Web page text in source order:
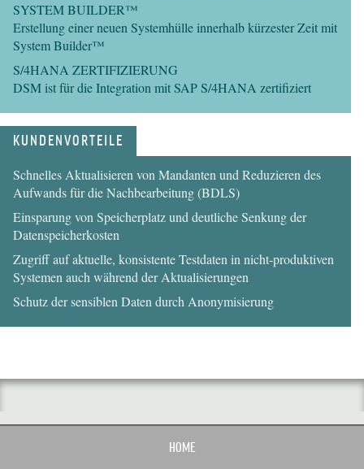
SYSTEM BUILDER™
Erstellung einer neuen Systemhülle innerhalb kürzester Zeit mit
System Builder™
S/4HANA ZERTIFIZIERUNG
DSM ist für die Integration mit SAP S/4HANA zertifiziert
KUNDENVORTEILE
Schnelles Aktualisieren von Mandanten und Reduzieren des
Aufwands für die Nachbearbeitung (BDLS)
Einsparung von Speicherplatz und deutliche Senkung der
Datenspeicherkosten
Zugriff auf aktuelle, konsistente Testdaten in nicht-produktiven
Systemen auch während der Aktualisierungen
Schutz der sensiblen Daten durch Anonymisierung
HOME